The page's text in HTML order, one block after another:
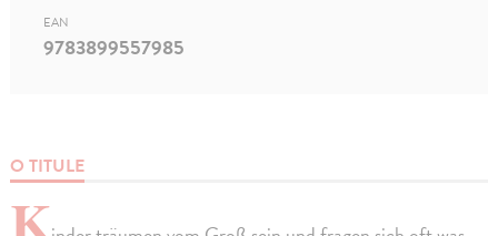
O TITULE
EAN
9783899557985